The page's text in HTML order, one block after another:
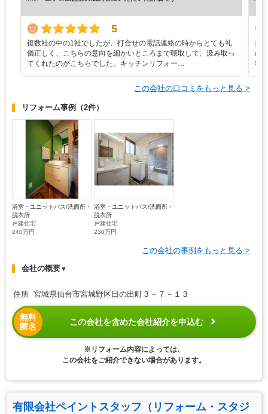
5
複数社の中の1社でしたが、打合せの電話連絡の時からとても礼
儀正しく、こちらの意向を細かいところまで聴取して、汲み取っ
てくれたのがこちらでした。キッチンリフォー…
自
の
状
この会社の口コミをもっと見る >
リフォーム事例 （2件）
浴室・ユニットバス/洗面所・
脱衣所
戸建住宅
240万円
浴室・ユニットバス/洗面所・
脱衣所
戸建住宅
230万円
この会社の事例をもっと見る >
会社の概要▼
住所 宮城県仙台市宮城野区日の出町３－７－１３
無料
匿名
この会社を含めた会社紹介を申込む
※リフォーム内容によっては、
この会社をご紹介できない場合があります。
有限会社ペイントスタッフ（リフォーム・スタジ